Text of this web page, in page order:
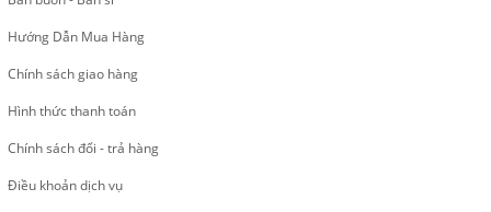
Hướng Dẫn Mua Hàng
Chính sách giao hàng
Hình thức thanh toán
Chính sách đổi - trả hàng
Điều khoản dịch vụ